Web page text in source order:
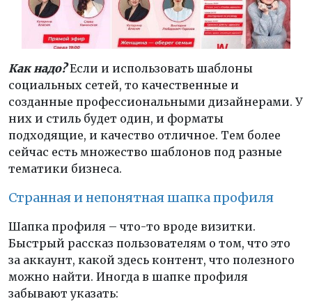
Как надо?Если и использовать шаблоны
социальных сетей, то качественные и
созданные профессиональными дизайнерами. У
них и стиль будет один, и форматы
подходящие, и качество отличное. Тем более
сейчас есть множество шаблонов под разные
тематики бизнеса.
Странная и непонятная шапка профиля
Шапка профиля – что-то вроде визитки.
Быстрый рассказ пользователям о том, что это
за аккаунт, какой здесь контент, что полезного
можно найти. Иногда в шапке профиля
забывают указать: